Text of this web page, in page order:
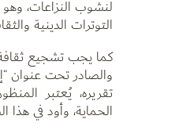
لنشوب النزاعات،
التوترات الدينية
كما يجب تشجيع ثقافة
تقريره، يُعتبر
الحماية، وأود في